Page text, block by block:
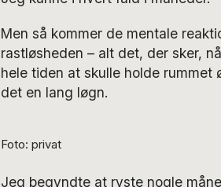
Men så kommer de mentale
rastløsheden – alt det, der sker,
hele tiden at skulle holde
det en lang løgn.
Foto: privat
Jeg begyndte at ryste nogle